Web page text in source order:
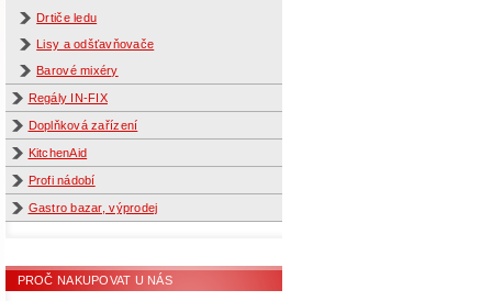
Drtiče ledu
Lisy a odšťavňovače
Barové mixéry
Regály IN-FIX
Doplňková zařízení
KitchenAid
Profi nádobí
Gastro bazar, výprodej
PROČ NAKUPOVAT U NÁS